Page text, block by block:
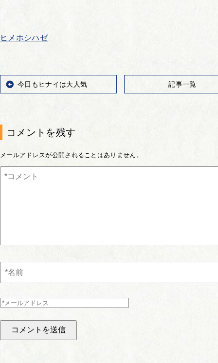
ヒメホシハゼ
今日もヒナイは大人気 記事一覧
コメントを残す
メールアドレスが公開されることはありません。